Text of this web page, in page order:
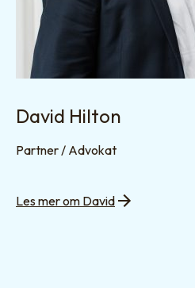
David Hilton
Partner / Advokat
Les mer om David